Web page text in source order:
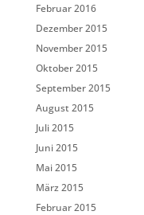
Februar 2016
Dezember 2015
November 2015
Oktober 2015
September 2015
August 2015
Juli 2015
Juni 2015
Mai 2015
März 2015
Februar 2015